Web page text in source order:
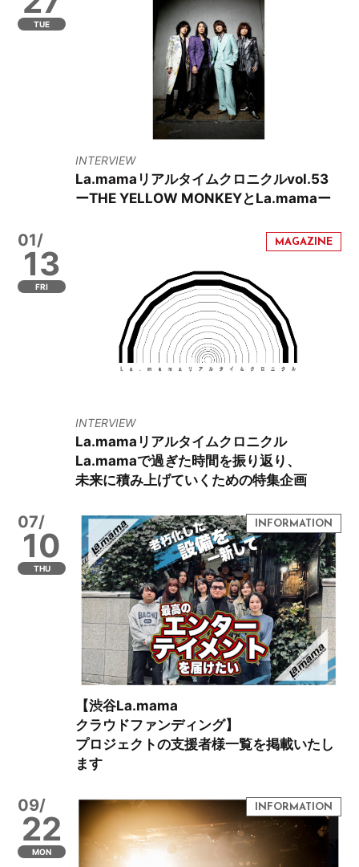
TUE
INTERVIEW
La.mamaリアルタイムクロニクルvol.53
ーTHE YELLOW MONKEYとLa.mamaー
01/
13
FRI
INTERVIEW
La.mamaリアルタイムクロニクル
La.mamaで過ぎた時間を振り返り、
未来に積み上げていくための特集企画
07/
10
THU
【渋谷La.mama
クラウドファンディング】
プロジェクトの支援者様一覧を掲載いたし
ます
09/
22
MON